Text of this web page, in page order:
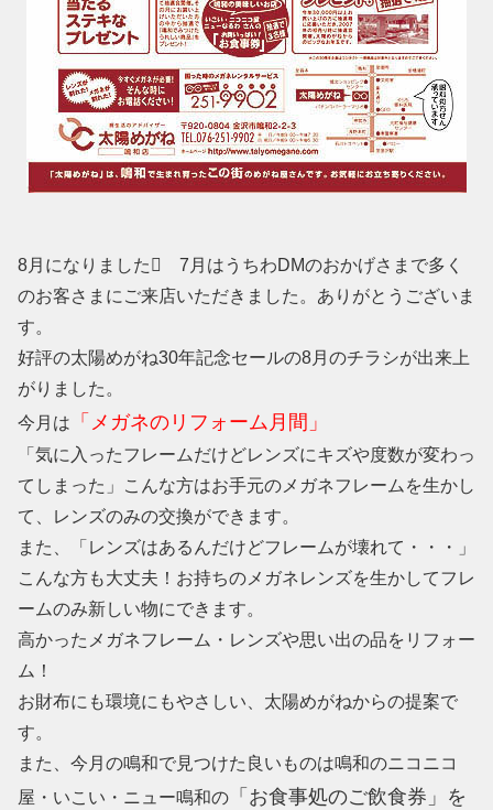
8月になりました 7月はうちわDMのおかげさまで多く
のお客さまにご来店いただきました。ありがとうございま
す。
好評の太陽めがね30年記念セールの8月のチラシが出来上
がりました。
今月は
「メガネのリフォーム月間」
「気に入ったフレームだけどレンズにキズや度数が変わっ
てしまった」こんな方はお手元のメガネフレームを生かし
て、レンズのみの交換ができます。
また、「レンズはあるんだけどフレームが壊れて・・・」
こんな方も大丈夫！お持ちのメガネレンズを生かしてフレ
ームのみ新しい物にできます。
高かったメガネフレーム・レンズや思い出の品をリフォー
ム！
お財布にも環境にもやさしい、太陽めがねからの提案で
す。
また、今月の鳴和で見つけた良いものは鳴和のニコニコ
屋・いこい・ニュー鳴和の 「お食事処のご飲食券」を